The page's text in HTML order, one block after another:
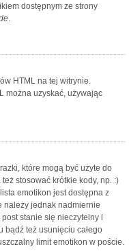
dostępnym ze strony
.
HTML na tej witrynie.
można uzyskać, używając
które mogą być użyte do
stosować krótkie kody, np. :)
emotikon jest dostępna z
należy jednak nadmiernie
stanie się nieczytelny i
bądź też usunięciu całego
limit emotikon w poście.